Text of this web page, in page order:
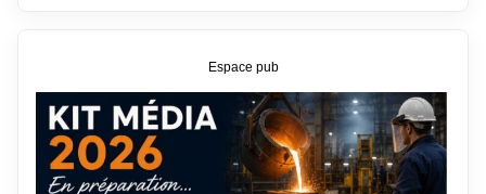
Espace pub